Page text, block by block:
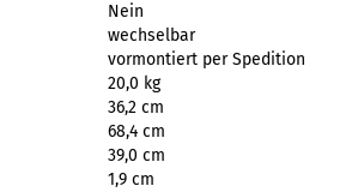
Nein
wechselbar
vormontiert per Spedition
20,0 kg
36,2 cm
68,4 cm
39,0 cm
1,9 cm